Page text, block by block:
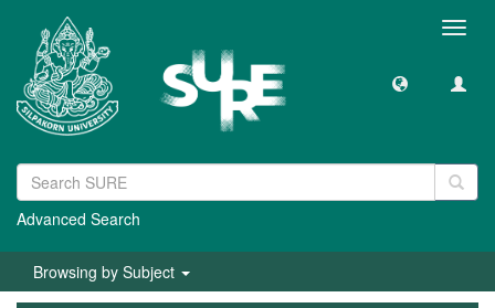
Advanced Search
Browsing by Subject